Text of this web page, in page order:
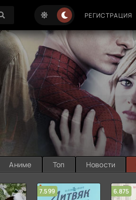
РЕГИСТРАЦИЯ
Аниме Топ Новости
7.599 6.875